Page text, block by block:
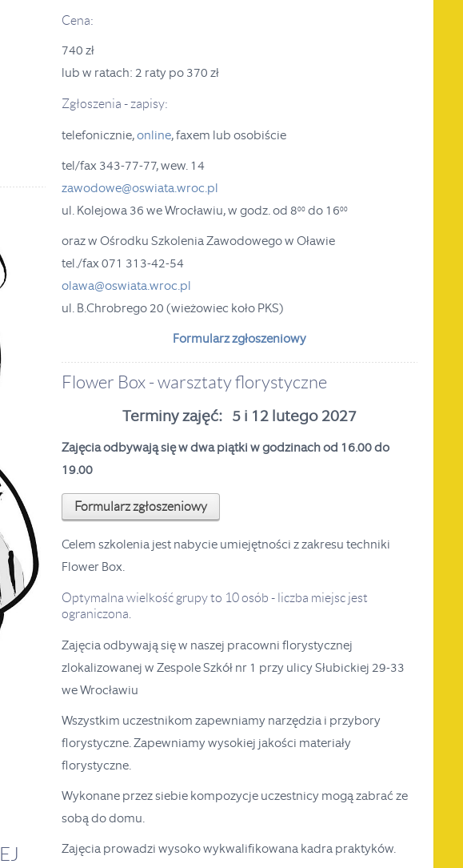
Cena:
740 zł
lub w ratach: 2 raty po 370 zł
Zgłoszenia - zapisy:
telefonicznie,online, faxem lub osobiście
tel/fax 343-77-77, wew. 14
zawodowe@oswiata.wroc.pl
ul. Kolejowa 36 we Wrocławiu,w godz. od 800 do 1600
oraz w Ośrodku Szkolenia Zawodowego w Oławie
tel./fax 071 313-42-54
olawa@oswiata.wroc.pl
ul. B.Chrobrego 20 (wieżowiec koło PKS)
Formularz zgłoszeniowy
Flower Box - warsztaty florystyczne
Terminy zajęć: 5 i 12 lutego 2027
Zajęcia odbywają się w dwa piątki w godzinach od 16.00 do
19.00
Formularz zgłoszeniowy
Celem szkolenia jest nabycie umiejętności z zakresu techniki
Flower Box.
Optymalna wielkość grupy to 10 osób - liczba miejsc jest
ograniczona.
Zajęcia odbywają się w naszej pracowni florystycznej
zlokalizowanej w Zespole Szkół nr 1 przy ulicy Słubickiej 29-33
we Wrocławiu
Wszystkim uczestnikom zapewniamy narzędzia i przybory
florystyczne. Zapewniamy wysokiej jakości materiały
florystyczne.
Wykonane przez siebie kompozycje uczestnicy mogą zabrać ze
sobą do domu.
Zajęcia prowadzi wysoko wykwalifikowana kadra praktyków.